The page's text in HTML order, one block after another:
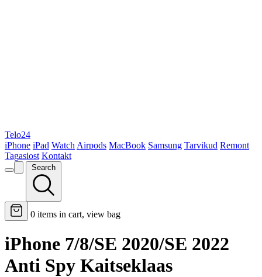
Telo24
iPhone iPad Watch Airpods MacBook Samsung Tarvikud Remont
Tagasiost Kontakt
Search
0 items in cart, view bag
iPhone 7/8/SE 2020/SE 2022
Anti Spy Kaitseklaas